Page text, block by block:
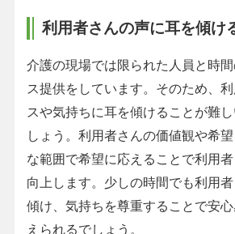
利用者さんの声に耳を傾け
介護の現場では限られた人員と時
ス提供をしています。そのため、
スや気持ちに耳を傾けることが難
しょう。利用者さんの価値観や希
な範囲で希望に応えることで利用
向上します。少しの時間でも利用
傾け、気持ちを尊重することで安
えられるでしょう。